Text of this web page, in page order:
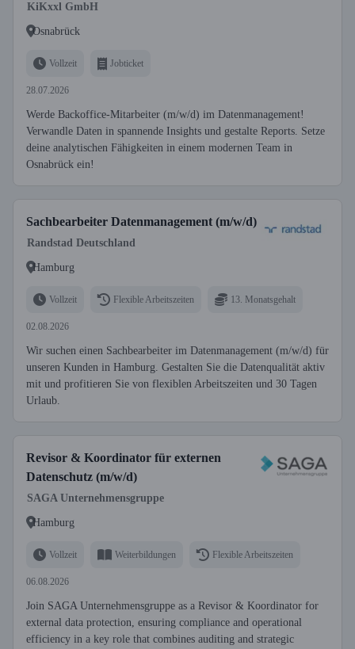
KiKxxl GmbH
Osnabrück
Vollzeit Jobticket
28.07.2026
Werde Backoffice-Mitarbeiter (m/w/d) im Datenmanagement!
Verwandle Daten in spannende Insights und gestalte Reports. Setze
deine analytischen Fähigkeiten in einem modernen Team in
Osnabrück ein!
Sachbearbeiter Datenmanagement (m/w/d)
Randstad Deutschland
Hamburg
Vollzeit Flexible Arbeitszeiten 13. Monatsgehalt
02.08.2026
Wir suchen einen Sachbearbeiter im Datenmanagement (m/w/d) für
unseren Kunden in Hamburg. Gestalten Sie die Datenqualität aktiv
mit und profitieren Sie von flexiblen Arbeitszeiten und 30 Tagen
Urlaub.
Revisor & Koordinator für externen
Datenschutz (m/w/d)
SAGA Unternehmensgruppe
Hamburg
Vollzeit Weiterbildungen Flexible Arbeitszeiten
06.08.2026
Join SAGA Unternehmensgruppe as a Revisor & Koordinator for
external data protection, ensuring compliance and operational
efficiency in a key role that combines auditing and strategic